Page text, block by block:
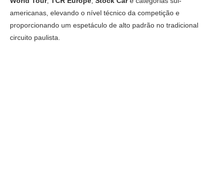
americanas, elevando o nível técnico da competição e
proporcionando um espetáculo de alto padrão no tradicional
circuito paulista.